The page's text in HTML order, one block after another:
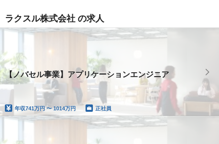
ラクスル株式会社 の求人
【ノバセル事業】アプリケーションエンジニア
年収741万円 〜 1014万円 正社員